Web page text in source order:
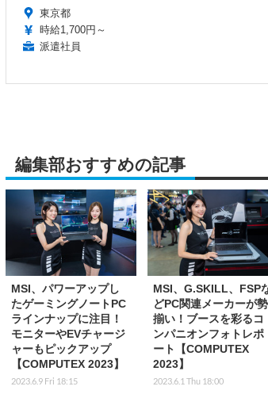
東京都
時給1,700円～
派遣社員
編集部おすすめの記事
MSI、パワーアップし
たゲーミングノートPC
ラインナップに注目！
モニターやEVチャージ
ャーもピックアップ
【COMPUTEX 2023】
2023.6.9 Fri 18:15
MSI、G.SKILL、FSP
どPC関連メーカーが勢
揃い！ブースを彩るコ
ンパニオンフォトレポ
ート【COMPUTEX
2023】
2023.6.1 Thu 18:00